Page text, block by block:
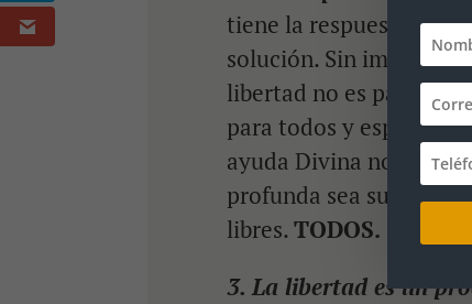
tiene la respuesta.
solución. Sin importar
libertad no es para los
para todos y
ayuda Divina no
profunda sea su
libres.TODOS.
3. La libertad es un